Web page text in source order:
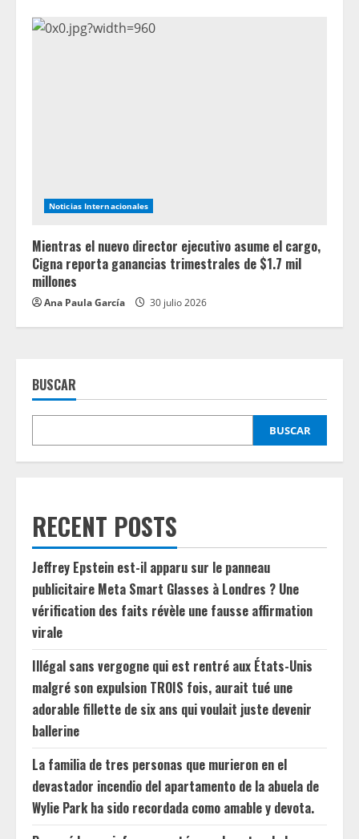
Noticias Internacionales
Mientras el nuevo director ejecutivo asume el cargo,
Cigna reporta ganancias trimestrales de $1.7 mil
millones
Ana Paula García 30 julio 2026
BUSCAR
BUSCAR
RECENT POSTS
Jeffrey Epstein est-il apparu sur le panneau
publicitaire Meta Smart Glasses à Londres ? Une
vérification des faits révèle une fausse affirmation
virale
Illégal sans vergogne qui est rentré aux États-Unis
malgré son expulsion TROIS fois, aurait tué une
adorable fillette de six ans qui voulait juste devenir
ballerine
La familia de tres personas que murieron en el
devastador incendio del apartamento de la abuela de
Wylie Park ha sido recordada como amable y devota.